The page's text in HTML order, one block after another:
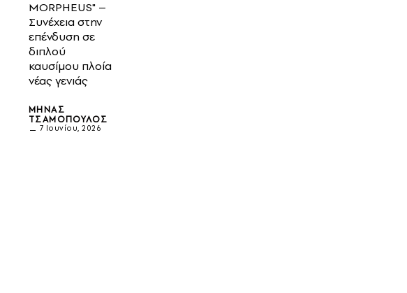
MORPHEUS" –
Συνέχεια στην
επένδυση σε
διπλού
καυσίμου πλοία
νέας γενιάς
ΜΗΝΆΣ
ΤΣΑΜΌΠΟΥΛΟΣ
7 Ιουνίου, 2026